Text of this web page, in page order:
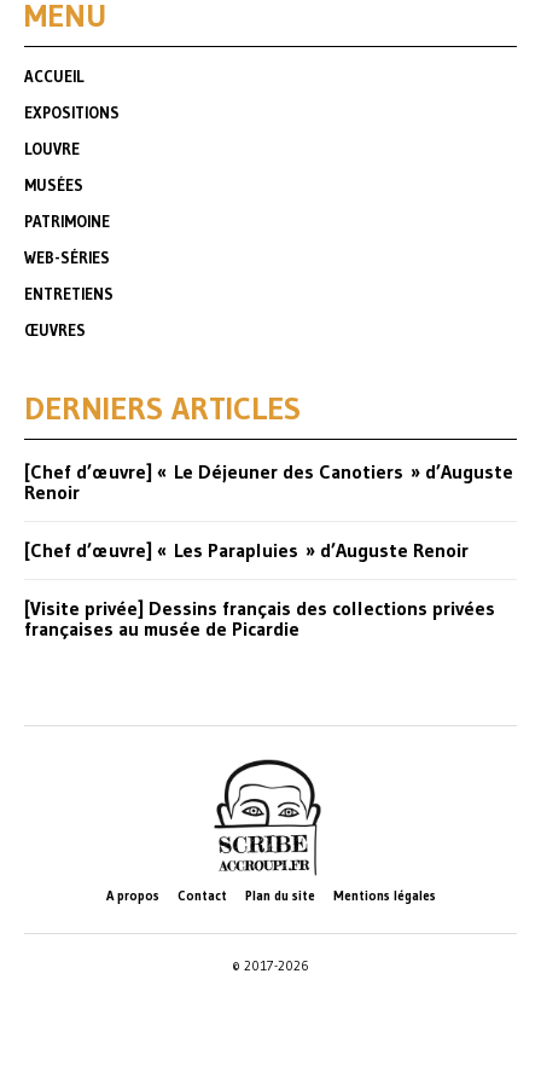
MENU
ACCUEIL
EXPOSITIONS
LOUVRE
MUSÉES
PATRIMOINE
WEB-SÉRIES
ENTRETIENS
ŒUVRES
DERNIERS ARTICLES
[Chef d’œuvre] « Le Déjeuner des Canotiers » d’Auguste
Renoir
[Chef d’œuvre] « Les Parapluies » d’Auguste Renoir
[Visite privée] Dessins français des collections privées
françaises au musée de Picardie
A propos Contact Plan du site Mentions légales
© 2017-2026